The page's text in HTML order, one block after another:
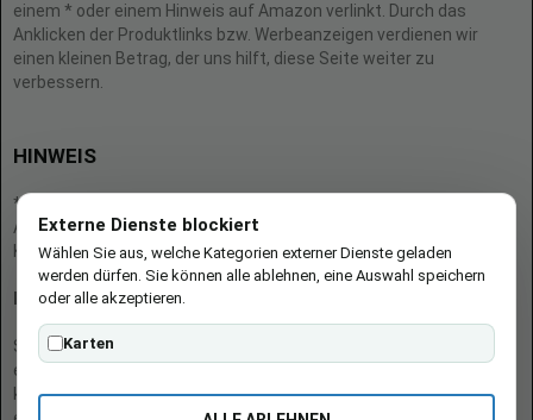
einem * oder einem Hinweis auf Amazon verlinkt. Durch das
Anklicken der Produktlinks bzw. Werbeanzeigen verdienen wir
einen kleinen Betrag, der uns hilft, diese Seite weiter zu
verbessern.
HINWEIS
* = Afilliate-Link (=Werbung)
Als Amazon-Partner verdient der Seitenbetreiber an qualifizierten
Käufen.
Hinweis zu Preisen und Verfügbarkeiten
Sofern Produktpreise und Verfügbarkeiten angezeigt werden,
entsprechen diese dem angegebenen Stand (Datum/Uhrzeit) und
können sich auf der verlinkten Seite jederzeit ändern. Für den Kauf
Externe Dienste blockiert
Wählen Sie aus, welche Kategorien externer Dienste geladen
werden dürfen. Sie können alle ablehnen, eine Auswahl speichern
oder alle akzeptieren.
Karten